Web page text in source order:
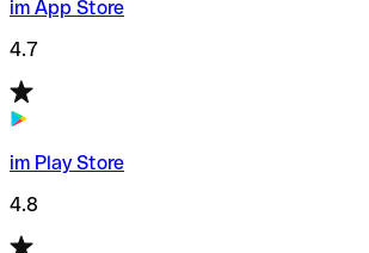
im App Store
4.7
im Play Store
4.8